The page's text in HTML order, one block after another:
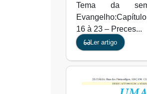
Tema da
16 à 23 – Preces...
Ler artigo